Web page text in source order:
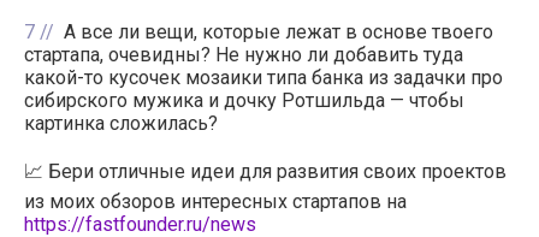
7
А все ли вещи, которые лежат в основе твоего
стартапа, очевидны? Не нужно ли добавить туда
какой-то кусочек мозаики типа банка из задачки про
сибирского мужика и дочку Ротшильда — чтобы
картинка сложилась?
📈 Бери отличные идеи для развития своих проектов
из моих обзоров интересных стартапов на
https://fastfounder.ru/news